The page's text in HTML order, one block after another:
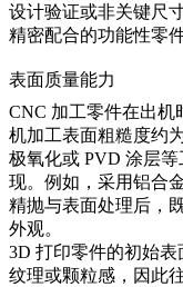
设计验证或非关键尺
精密配合的功能性零
表面质量能力
CNC 加工零件在出机
机加工表面粗糙度约
极氧化或 PVD 涂层
现。例如，采用铝合
精抛与表面处理后，
外观。
3D 打印零件的初始
纹理或颗粒感，因此